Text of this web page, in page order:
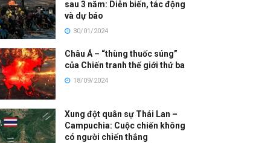
sau 3 năm: Diễn biến, tác động
và dự báo
30/01/2024
Châu Á – “thùng thuốc súng”
của Chiến tranh thế giới thứ ba
18/09/2024
Xung đột quân sự Thái Lan –
Campuchia: Cuộc chiến không
có người chiến thắng